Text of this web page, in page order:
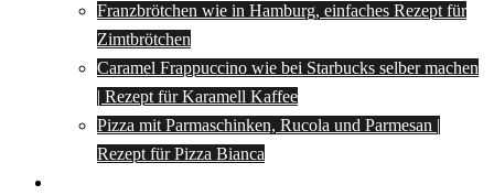
Franzbrötchen wie in Hamburg, einfaches Rezept für
Zimtbrötchen
Caramel Frappuccino wie bei Starbucks selber machen
| Rezept für Karamell Kaffee
Pizza mit Parmaschinken, Rucola und Parmesan |
Rezept für Pizza Bianca